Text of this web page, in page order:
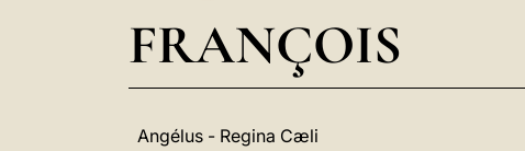
FRANÇOIS
Angélus - Regina Cæli